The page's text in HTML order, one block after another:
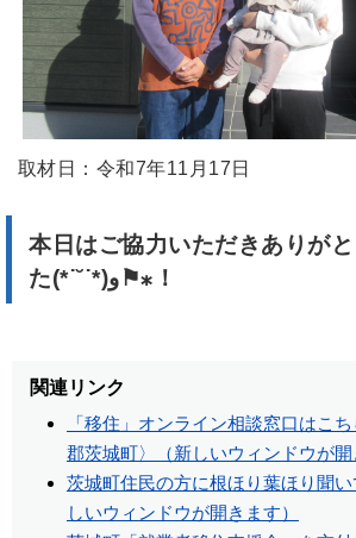
取材日：令和7年11月17日
本日はご協力いただきありが
た(*˙˘˙*)و⚑⁎！
関連リンク
「移住」オンライン相談窓口はこ
郡茨城町〉（新しいウィンドウが開
茨城町住民の方に根ほり葉ほり聞
しいウィンドウが開きます）